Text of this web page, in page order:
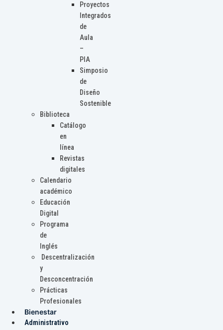
Proyectos
Integrados
de
Aula
–
PIA
Simposio
de
Diseño
Sostenible
Biblioteca
Catálogo
en
línea
Revistas
digitales
Calendario
académico
Educación
Digital
Programa
de
Inglés
Descentralización
y
Desconcentración
Prácticas
Profesionales
Bienestar
Administrativo